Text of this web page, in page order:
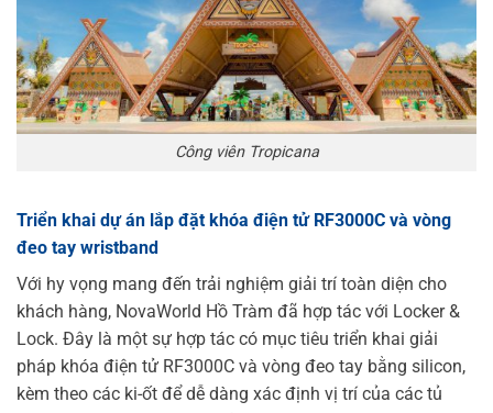
Công viên Tropicana
Triển khai dự án lắp đặt khóa điện tử RF3000C và vòng
đeo tay wristband
Với hy vọng mang đến trải nghiệm giải trí toàn diện cho
khách hàng, NovaWorld Hồ Tràm đã hợp tác với Locker &
Lock. Đây là một sự hợp tác có mục tiêu triển khai giải
pháp khóa điện tử RF3000C và vòng đeo tay bằng silicon,
kèm theo các ki-ốt để dễ dàng xác định vị trí của các tủ